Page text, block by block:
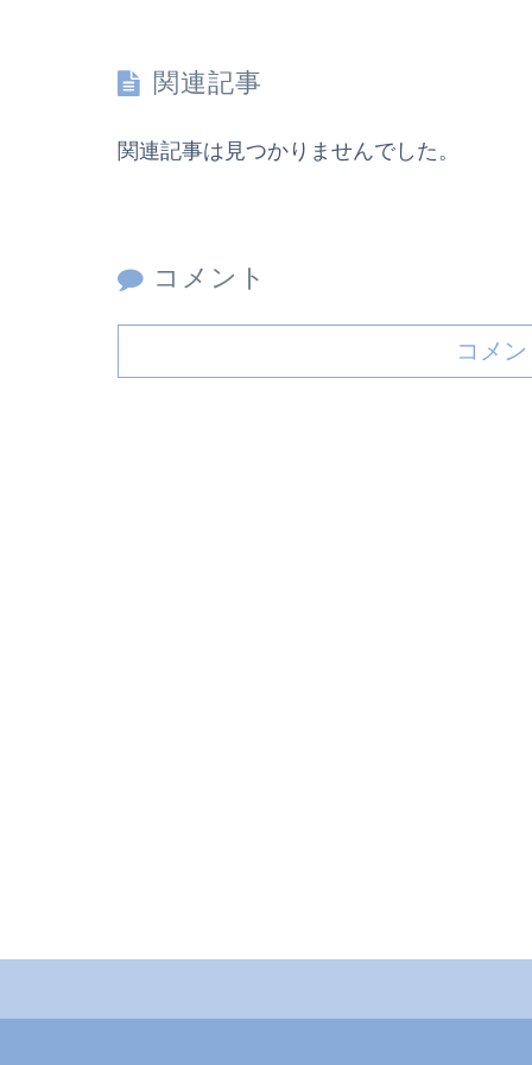
関連記事
関連記事は見つかりませんでした。
コメント
コメ